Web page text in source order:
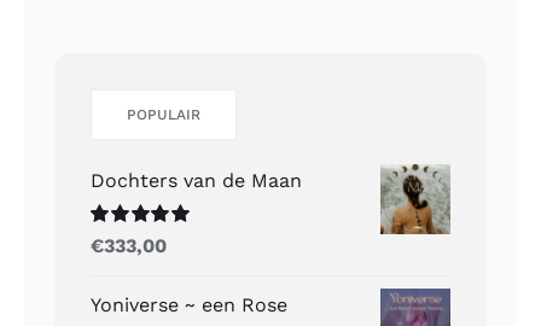
POPULAIR
Dochters van de Maan
Gewaardeerd
uit 5
€333,00
Yoniverse ~ een Rose